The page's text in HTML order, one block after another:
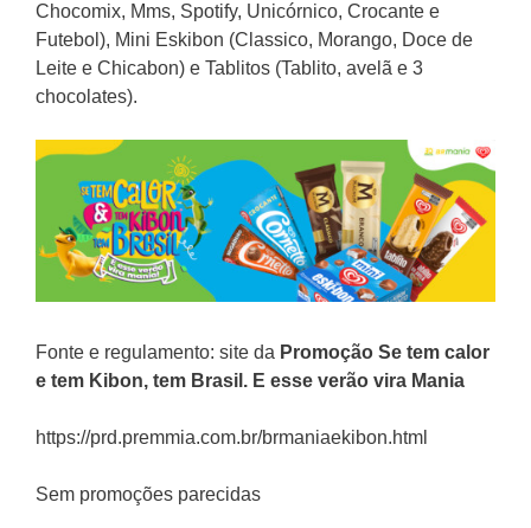
Chocomix, Mms, Spotify, Unicórnico, Crocante e
Futebol), Mini Eskibon (Classico, Morango, Doce de
Leite e Chicabon) e Tablitos (Tablito, avelã e 3
chocolates).
Fonte e regulamento: site da Promoção Se tem calor
e tem Kibon, tem Brasil. E esse verão vira Mania
https://prd.premmia.com.br/brmaniaekibon.html
Sem promoções parecidas